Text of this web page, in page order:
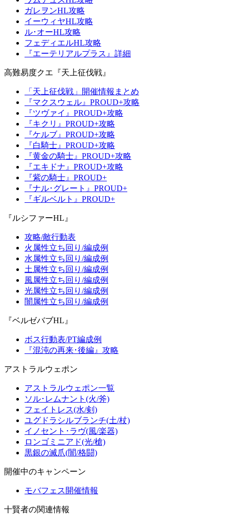
ガレヲンHL攻略
イーウィヤHL攻略
ル･オーHL攻略
フェディエルHL攻略
『エーテリアルプラス』詳細
高難易度クエ『天上征伐戦』
「天上征伐戦」開催情報まとめ
『マクスウェル』PROUD+攻略
『ツヴァイ』PROUD+攻略
『キクリ』PROUD+攻略
『ケルブ』PROUD+攻略
『白騎士』PROUD+攻略
『黄金の騎士』PROUD+攻略
『エキドナ』PROUD+攻略
『紫の騎士』PROUD+
『ナル･グレート』PROUD+
『ギルベルト』PROUD+
『ルシファーHL』
攻略/敵行動表
火属性立ち回り/編成例
水属性立ち回り/編成例
土属性立ち回り/編成例
風属性立ち回り/編成例
光属性立ち回り/編成例
闇属性立ち回り/編成例
『ベルゼバブHL』
ボス行動表/PT編成例
『混沌の再来･後編』攻略
アストラルウェポン
アストラルウェポン一覧
ソル･レムナント(火/斧)
フェイトレス(水/剣)
ユグドラシルブランチ(土/杖)
イノセント･ラヴ(風/楽器)
ロンゴミニアド(光/槍)
黒銀の滅爪(闇/格闘)
開催中のキャンペーン
モバフェス開催情報
十賢者の関連情報